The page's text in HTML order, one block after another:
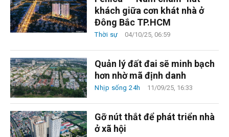
khách giữa cơn khát nhà ở
Đông Bắc TP.HCM
Thời sự 04/10/25, 06:59
Quản lý đất đai sẽ minh bạch
hơn nhờ mã định danh
Nhịp sống 24h 11/09/25, 16:33
Gỡ nút thắt để phát triển nhà
ở xã hội